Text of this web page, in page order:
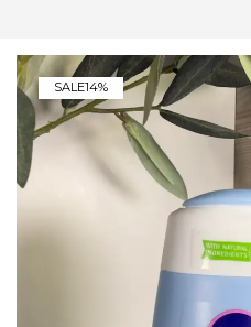
SALE14%